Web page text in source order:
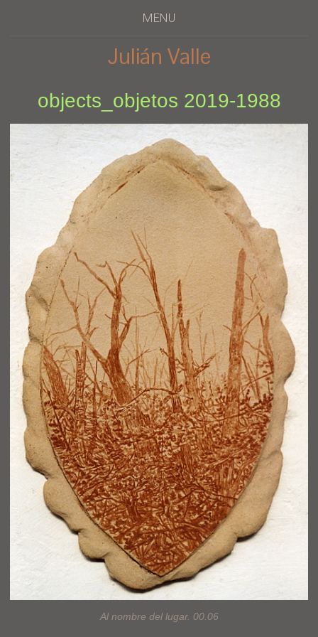
MENU
Julián Valle
objects_objetos 2019-1988
Al nombre del lugar. 00.06